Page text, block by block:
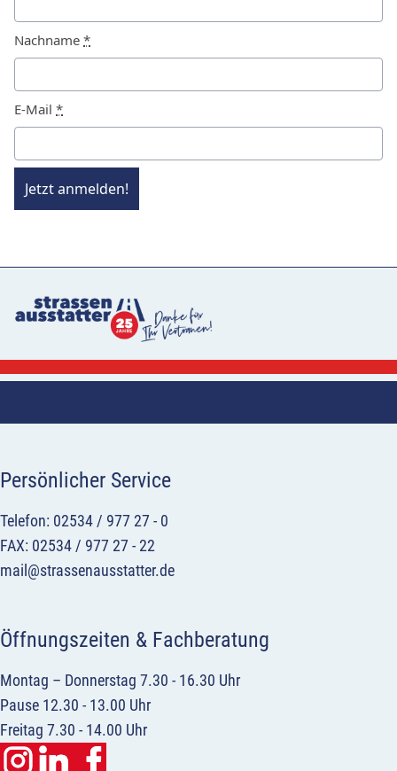
Nachname *
E-Mail *
Jetzt anmelden!
Persönlicher Service
Telefon: 02534 / 977 27 - 0
FAX: 02534 / 977 27 - 22
mail@strassenausstatter.de
Öffnungszeiten & Fachberatung
Montag – Donnerstag 7.30 - 16.30 Uhr
Pause 12.30 - 13.00 Uhr
Freitag 7.30 - 14.00 Uhr